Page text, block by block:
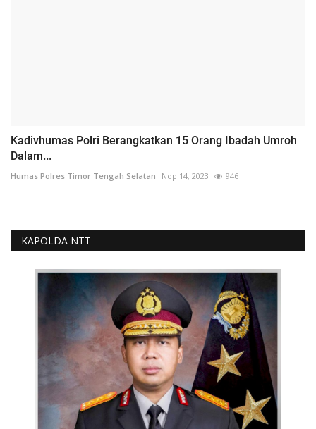
Kadivhumas Polri Berangkatkan 15 Orang Ibadah Umroh
Dalam...
Humas Polres Timor Tengah Selatan Nop 14, 2023 946
KAPOLDA NTT